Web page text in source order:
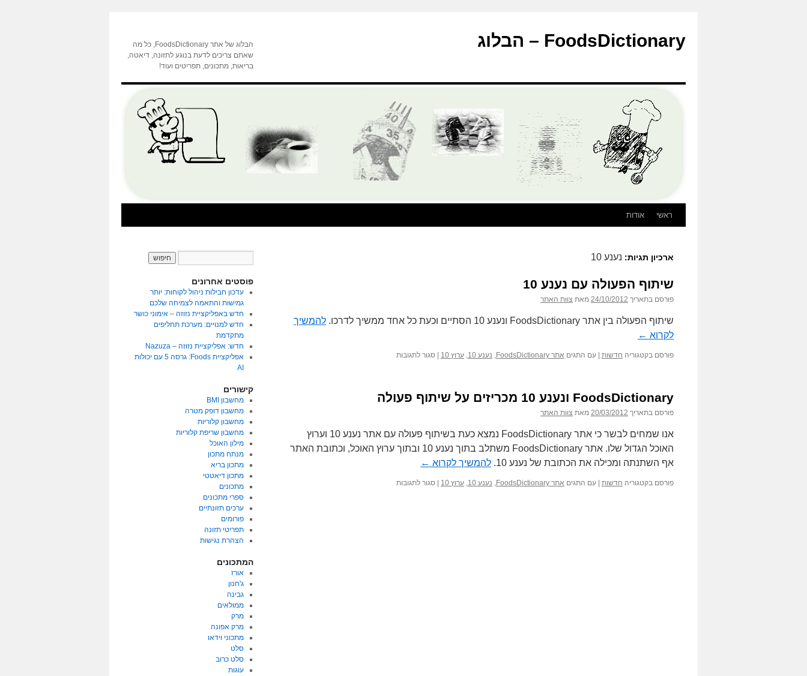
FoodsDictionary – הבלוג
הבלוג של אתר FoodsDictionary, כל מה
שאתם צריכים לדעת בנוגע לתזונה, דיאטה,
בריאות, מתכונים, תפריטים ועוד!
ראשי אודות
ארכיון תגיות: נענע 10
שיתוף הפעולה עם נענע 10
פורסם בתאריך 24/10/2012 מאת צוות האתר
שיתוף הפעולה בין אתר FoodsDictionary ונענע 10 הסתיים וכעת כל אחד ממשיך לדרכו.
להמשיך
לקרוא ←
פורסם בקטגוריה חדשות עם התגים אתר FoodsDictionary , נענע 10 , ערוץ 10 סגור לתגובותעל
נענע
FoodsDictionary ונענע 10 מכריזים על שיתוף פעולה
פורסם בתאריך 20/03/2012 מאת צוות האתר
אנו שמחים לבשר כי אתר FoodsDictionary נמצא כעת בשיתוף פעולה עם אתר נענע 10 וערוץ
האוכל הגדול שלו. אתר FoodsDictionary משתלב בתוך נענע 10 ובתוך ערוץ האוכל, וכתובת האתר
אף השתנתה ומכילה את הכתובת של נענע 10.
להמשיך לקרוא ←
פורסם בקטגוריה חדשות עם התגים אתר FoodsDictionary , נענע 10 , ערוץ 10 סגור לתגובותעל
פוסטים אחרונים
עדכון חבילות ניהול לקוחות: יותר
גמישות והתאמה לצמיחה שלכם
חדש באפליקציית נזוזה – אימוני כושר
חדש למנויים: מערכת תחליפים
מתקדמת
חדש: אפליקציית נזוזה – Nazuza
אפליקציית Foods: גרסה 5 עם יכולות
AI
קישורים
מחשבון BMI
מחשבון דופק מטרה
מחשבון קלוריות
מחשבון שריפת קלוריות
מילון האוכל
מנתח מתכון
מתכון בריא
מתכון דיאטטי
מתכונים
ספרי מתכונים
ערכים תזונתיים
פורומים
תפריטי תזונה
הצהרת נגישות
המתכונים
אורז
ג'חנון
גבינה
ממולאים
מרק
מרק אפונה
מתכוני וידאו
סלט
סלט כרוב
עוגות